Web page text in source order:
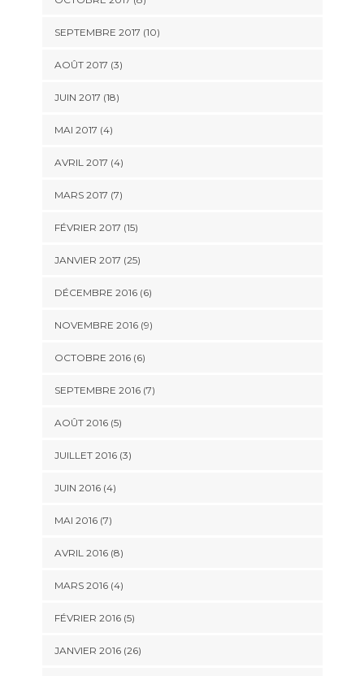
SEPTEMBRE 2017 (10)
AOÛT 2017 (3)
JUIN 2017 (18)
MAI 2017 (4)
AVRIL 2017 (4)
MARS 2017 (7)
FÉVRIER 2017 (15)
JANVIER 2017 (25)
DÉCEMBRE 2016 (6)
NOVEMBRE 2016 (9)
OCTOBRE 2016 (6)
SEPTEMBRE 2016 (7)
AOÛT 2016 (5)
JUILLET 2016 (3)
JUIN 2016 (4)
MAI 2016 (7)
AVRIL 2016 (8)
MARS 2016 (4)
FÉVRIER 2016 (5)
JANVIER 2016 (26)